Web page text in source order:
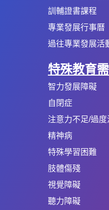
訓輔證書課程
專業發展行事曆
過往專業發展活
特殊教育
智力發展障礙
自閉症
注意力不足/過
精神病
特殊學習困難
肢體傷殘
視覺障礙
聽力障礙